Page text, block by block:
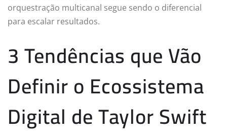
orquestração multicanal segue sendo o diferencial
para escalar resultados.
3 Tendências que Vão
Definir o Ecossistema
Digital de Taylor Swift